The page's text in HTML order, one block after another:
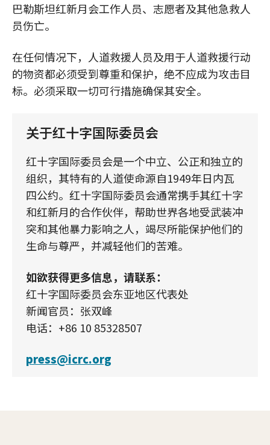
巴勒斯坦红新月会工作人员、志愿者及其他急救人
员伤亡。
在任何情况下，人道救援人员及用于人道救援行动
的物资都必须受到尊重和保护，绝不应成为攻击目
标。必须采取一切可行措施确保其安全。
关于红十字国际委员会
红十字国际委员会是一个中立、公正和独立的
组织，其特有的人道使命源自1949年日内瓦
四公约。红十字国际委员会通常携手其红十字
和红新月的合作伙伴，帮助世界各地受武装冲
突和其他暴力影响之人，竭尽所能保护他们的
生命与尊严，并减轻他们的苦难。
如欲获得更多信息，请联系：
红十字国际委员会东亚地区代表处
新闻官员：张双峰
电话：+86 10 85328507
press@icrc.org